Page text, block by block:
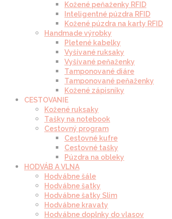
Kožené peňaženky RFID
Inteligentné púzdra RFID
Kožené púzdra na karty RFID
Handmade výrobky
Pletené kabelky
Vyšívané ruksaky
Vyšívané peňaženky
Tamponované diáre
Tamponované peňaženky
Kožené zápisníky
CESTOVANIE
Kožené ruksaky
Tašky na notebook
Cestovný program
Cestovné kufre
Cestovné tašky
Púzdra na obleky
HODVÁB A VLNA
Hodvábne šále
Hodvábne šatky
Hodvábne šatky Slim
Hodvábne kravaty
Hodvábne doplnky do vlasov